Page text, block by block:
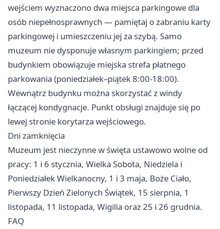
wejściem wyznaczono dwa miejsca parkingowe dla
osób niepełnosprawnych — pamiętaj o zabraniu karty
parkingowej i umieszczeniu jej za szybą. Samo
muzeum nie dysponuje własnym parkingiem; przed
budynkiem obowiązuje miejska strefa płatnego
parkowania (poniedziałek–piątek 8:00-18:00).
Wewnątrz budynku można skorzystać z windy
łączącej kondygnacje. Punkt obsługi znajduje się po
lewej stronie korytarza wejściowego.
Dni zamknięcia
Muzeum jest nieczynne w święta ustawowo wolne od
pracy: 1 i 6 stycznia, Wielka Sobota, Niedziela i
Poniedziałek Wielkanocny, 1 i 3 maja, Boże Ciało,
Pierwszy Dzień Zielonych Świątek, 15 sierpnia, 1
listopada, 11 listopada, Wigilia oraz 25 i 26 grudnia.
FAQ